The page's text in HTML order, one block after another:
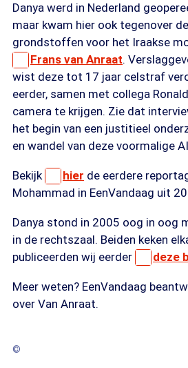
Danya werd in Nederland
maar kwam hier ook tegenover
grondstoffen voor het Iraakse
Frans van Anraat.
wist deze tot 17 jaar celstraf
eerder, samen met collega
camera te krijgen. Zie dat
het begin van een justitieel
en wandel van deze voormalige
Bekijk hier de eerdere
Mohammad in EenVandaag uit
Danya stond in 2005 oog in oog
in de rechtszaal. Beiden keken
publiceerden wij eerder
deze
Meer weten? EenVandaag
over Van Anraat.
©